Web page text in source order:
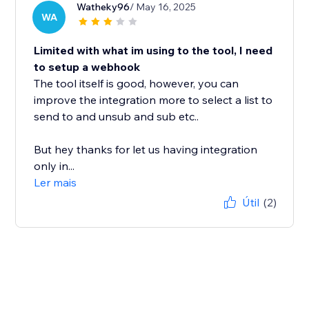
WA
Watheky96/ May 16, 2025
Limited with what im using to the tool, I need
to setup a webhook
The tool itself is good, however, you can
improve the integration more to select a list to
send to and unsub and sub etc..
But hey thanks for let us having integration
only in...
Ler mais
Útil (2)